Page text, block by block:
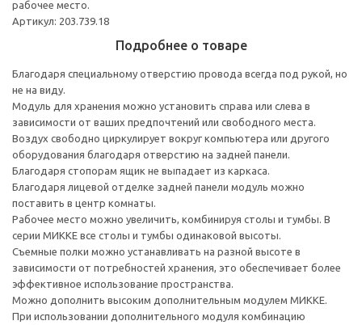
рабочее место.
Артикул: 203.739.18
Подробнее о товаре
Благодаря специальному отверстию провода всегда под рукой, но
не на виду.
Модуль для хранения можно установить справа или слева в
зависимости от ваших предпочтений или свободного места.
Воздух свободно циркулирует вокруг компьютера или другого
оборудования благодаря отверстию на задней панели.
Благодаря стопорам ящик не выпадает из каркаса.
Благодаря лицевой отделке задней панели модуль можно
поставить в центр комнаты.
Рабочее место можно увеличить, комбинируя столы и тумбы. В
серии МИККЕ все столы и тумбы одинаковой высоты.
Съемные полки можно устанавливать на разной высоте в
зависимости от потребностей хранения, это обеспечивает более
эффективное использование пространства.
Можно дополнить высоким дополнительным модулем МИККЕ.
При использовании дополнительного модуля комбинацию